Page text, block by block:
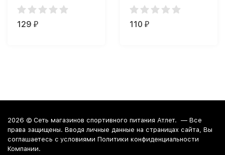
129 ₽
Protein Bar (60 г)
110 ₽
2026 © Сеть магазинов спортивного питания Атлет. — Все
права защищены. Вводя личные данные на страницах сайта, Вы
соглашаетесь c условиями Политики конфиденциальности
Компании.